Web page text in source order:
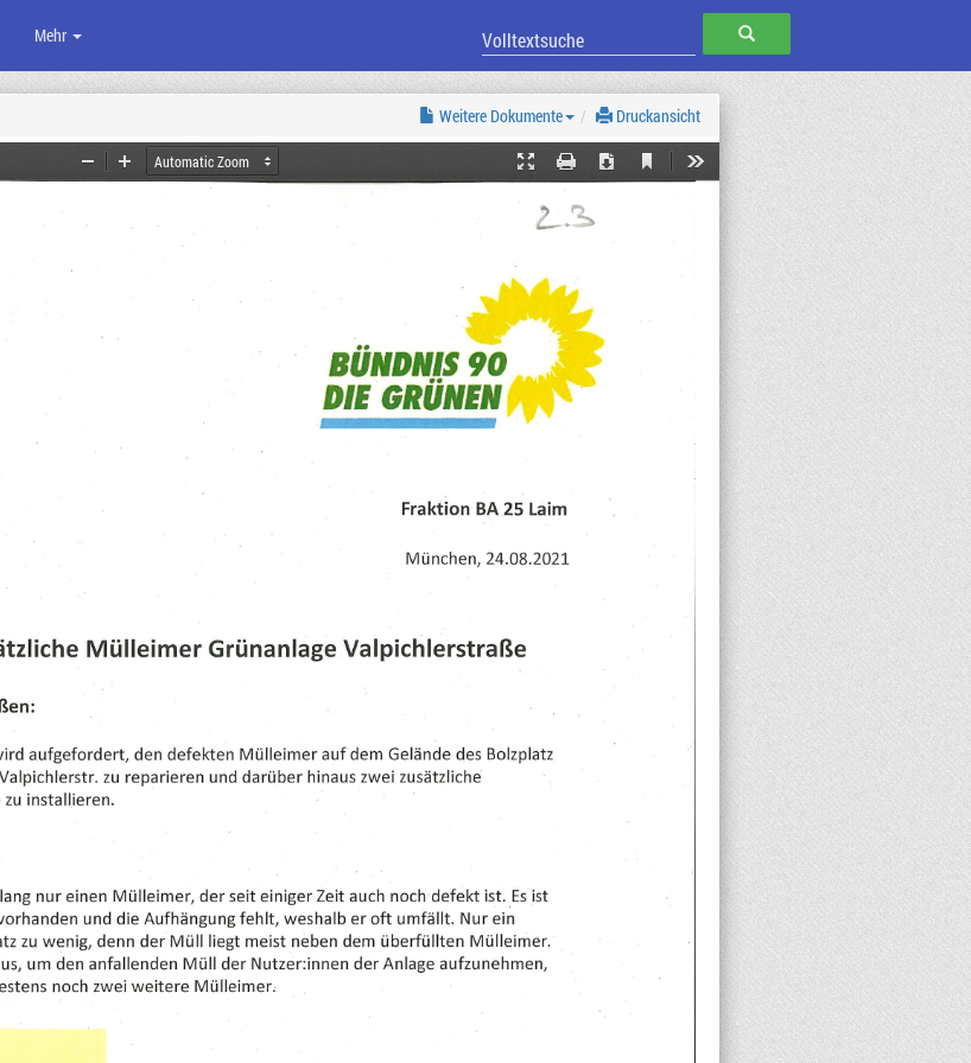
SUCHEN
Mehr
Druckansicht
Weitere Dokumente
Presentation
Print Download
Current
Tools
Zoom
Zoom